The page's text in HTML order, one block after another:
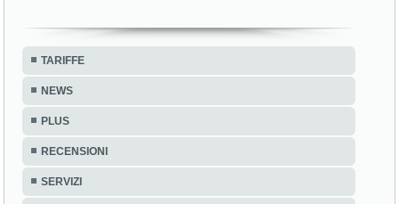
TARIFFE
NEWS
PLUS
RECENSIONI
SERVIZI